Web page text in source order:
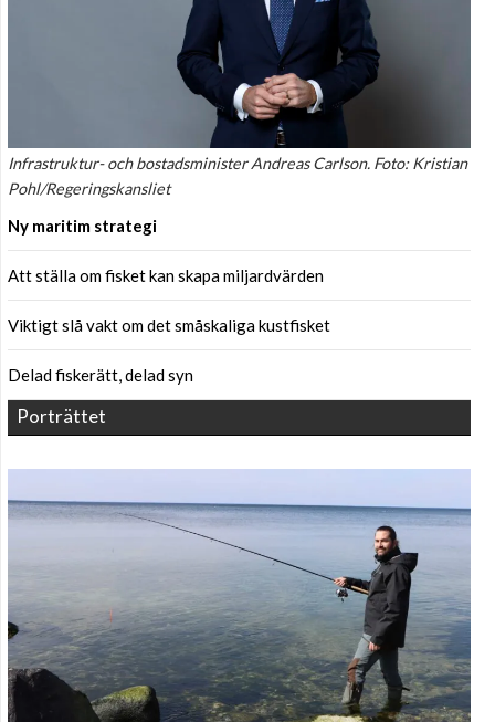
Infrastruktur- och bostadsminister Andreas Carlson. Foto: Kristian
Pohl/Regeringskansliet
Ny maritim strategi
Att ställa om fisket kan skapa miljardvärden
Viktigt slå vakt om det småskaliga kustfisket
Delad fiskerätt, delad syn
Porträttet